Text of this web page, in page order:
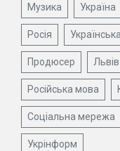
Музика Україна
Росія
Продюсер Львів
Російська мова
Соціальна мережа
Укрінформ